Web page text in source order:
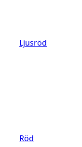
Ljusröd
Röd